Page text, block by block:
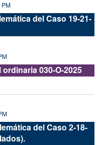
vistas
de
del Caso 19-21-
030-O-2025
del Caso 2-18-